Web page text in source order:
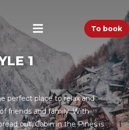
To book
1
perfect place to relax and
friends and family. With
out, Cabin in the Pines is